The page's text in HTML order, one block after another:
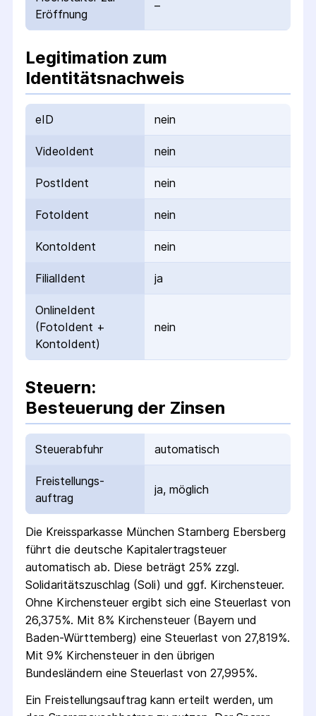
Eröffnung
–
Legitimation zum
Identitätsnachweis
eID nein
VideoIdent nein
PostIdent nein
FotoIdent nein
KontoIdent nein
FilialIdent ja
OnlineIdent
(FotoIdent +
KontoIdent)
nein
Steuern:
Besteuerung der Zinsen
Steuerabfuhr automatisch
Freistellungs­
auftrag
ja, möglich
Die Kreissparkasse München Starnberg Ebersberg
führt die deutsche Kapital­ertrag­steuer
automatisch ab. Diese beträgt 25% zzgl.
Solidaritäts­zuschlag (Soli) und ggf. Kirchensteuer.
Ohne Kirchensteuer ergibt sich eine Steuerlast von
26,375%. Mit 8% Kirchensteuer (Bayern und
Baden-Württemberg) eine Steuerlast von 27,819%.
Mit 9% Kirchensteuer in den übrigen
Bundesländern eine Steuerlast von 27,995%.
Ein Freistellungs­auftrag kann erteilt werden, um